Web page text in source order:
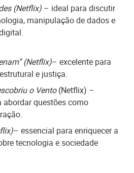
(Netflix) – ideal para discutir
manipulação de dados e
(Netflix)– excelente para
e justiça.
o Vento(Netflix) –
abordar questões como
– essencial para enriquecer a
tecnologia e sociedade